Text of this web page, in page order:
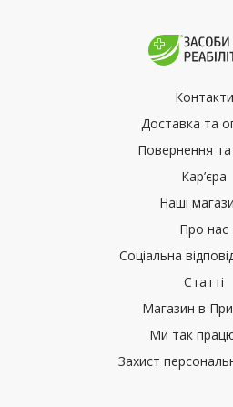
Контакти
Доставка та
Повернення та
Кар’єра
Наші
Про нас
Соціальна
Статті
Магазин в
Ми так
Захист